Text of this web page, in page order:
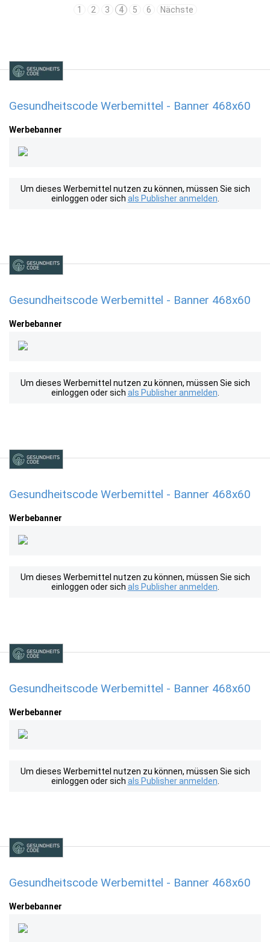
1
2 3 4 5 6 Nächste
Gesundheitscode Werbemittel - Banner 468x60
Werbebanner
Um dieses Werbemittel nutzen zu können, müssen Sie sich
einloggen oder sich als Publisher anmelden
Gesundheitscode Werbemittel - Banner 468x60
Werbebanner
Um dieses Werbemittel nutzen zu können, müssen Sie sich
einloggen oder sich als Publisher anmelden
Gesundheitscode Werbemittel - Banner 468x60
Werbebanner
Um dieses Werbemittel nutzen zu können, müssen Sie sich
einloggen oder sich als Publisher anmelden
Gesundheitscode Werbemittel - Banner 468x60
Werbebanner
Um dieses Werbemittel nutzen zu können, müssen Sie sich
einloggen oder sich als Publisher anmelden
Gesundheitscode Werbemittel - Banner 468x60
Werbebanner